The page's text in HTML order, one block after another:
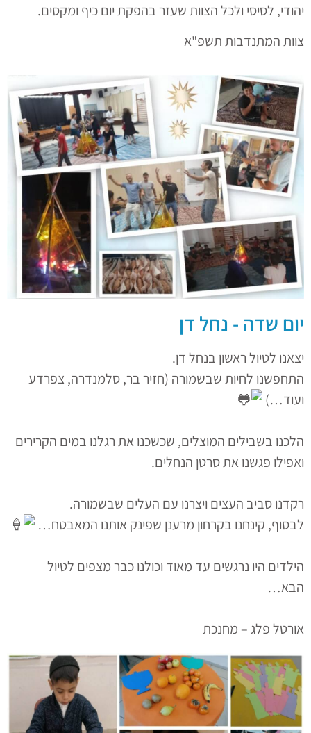
יהודי, לסיסי ולכל הצוות שעזר בהפקת יום כיף ומקסים.
צוות המתנדבות תשפ"א
יום שדה - נחל דן
יצאנו לטיול ראשון בנחל דן.
התחפשנו לחיות שבשמורה (חזיר בר, סלמנדרה, צפרדע
ועוד…)
הלכנו בשבילים המוצלים, שכשכנו את רגלנו במים הקרירים
ואפילו פגשנו את סרטן הנחלים.
רקדנו סביב העצים ויצרנו עם העלים שבשמורה.
לבסוף, קינחנו בקרחון מרענן שפינק אותנו המאבטח…
הילדים היו נרגשים עד מאוד וכולנו כבר מצפים לטיול
הבא…
אורטל פלג – מחנכת